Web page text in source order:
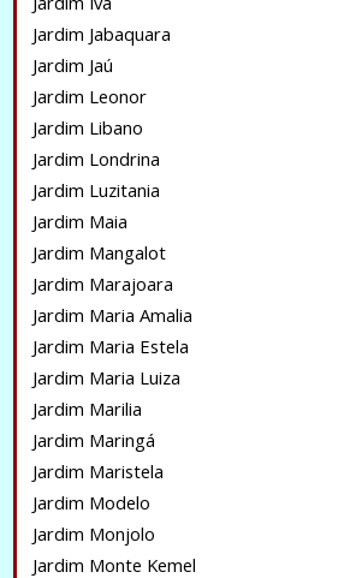
Jardim Jabaquara
Jardim Jaú
Jardim Leonor
Jardim Libano
Jardim Londrina
Jardim Luzitania
Jardim Maia
Jardim Mangalot
Jardim Marajoara
Jardim Maria Amalia
Jardim Maria Estela
Jardim Maria Luiza
Jardim Marilia
Jardim Maringá
Jardim Maristela
Jardim Modelo
Jardim Monjolo
Jardim Monte Kemel